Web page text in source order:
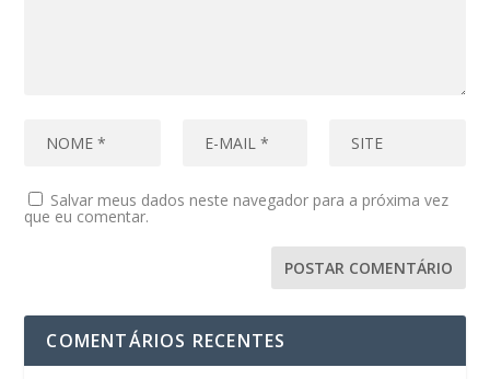
Salvar meus dados neste navegador para a próxima vez
que eu comentar.
COMENTÁRIOS RECENTES